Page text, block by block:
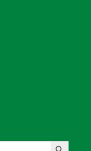
Search Button